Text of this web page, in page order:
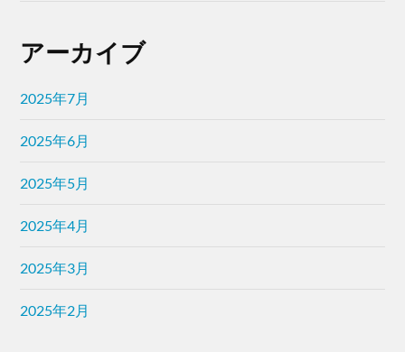
アーカイブ
2025年7月
2025年6月
2025年5月
2025年4月
2025年3月
2025年2月